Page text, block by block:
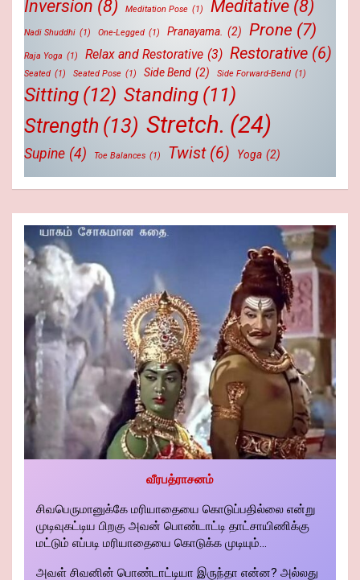
Inversion (8) Meditation Pose (1) Meditative (8)
Nadi Shuddhi (1) One-Legged (1) Pranayama. (2) Prone (7)
Raja Yoga (1) Relax and Restorative (3) Restorative (6)
Seated (1) Seated Pose (1) Side Bend (2) Side Forward-Bend (1)
Sitting (12) Standing (11)
Strength (13) Stretch. (24)
Supine (4) Toe Balances (1) Twist (6) Yoga (2)
வீரபத்ராசனம்
சிவபெருமானுக்கே மரியாதையை கொடுப்பதில்லை என்று
முடிவுகட்டிய பிறகு அவன் பொண்டாட்டி தாட்சாயிணிக்கு
மட்டும் எப்படி மரியாதையை கொடுக்க முடியும்...
அவள் சிவனின் பொண்டாட்டியா இருந்தா என்ன? அல்லது